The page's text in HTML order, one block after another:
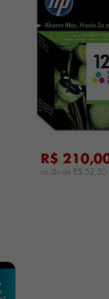
R$
ou 4x de R$ 52,50